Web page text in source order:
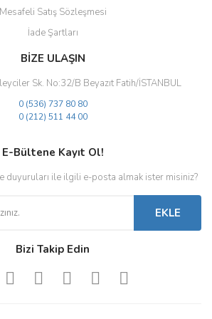
Mesafeli Satış Sözleşmesi
İade Şartları
BİZE ULAŞIN
Sk. No:32/B Beyazıt Fatih/İSTANBUL
0 (536) 737 80 80
0 (212) 511 44 00
E-Bültene Kayıt Ol!
duyuruları ile ilgili e-posta almak ister misiniz?
EKLE
Bizi Takip Edin